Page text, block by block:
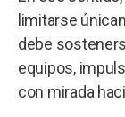
limitarse
debe
equipos,
con mirada